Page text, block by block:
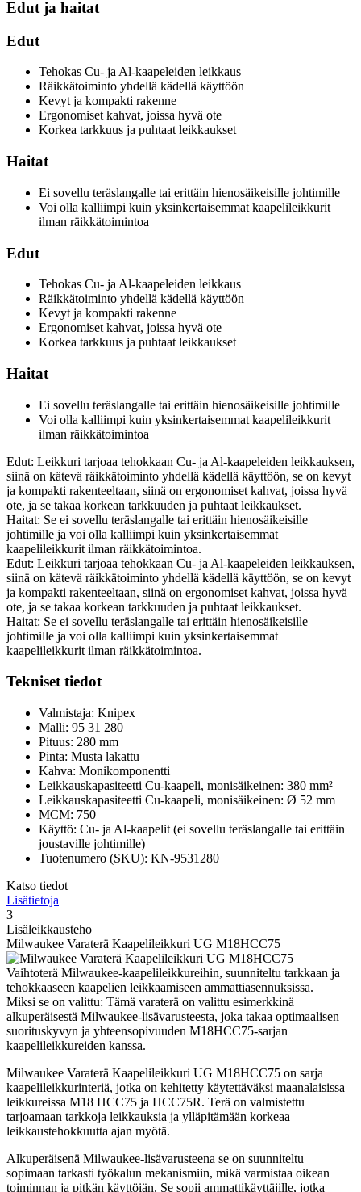
Edut ja haitat
Edut
Tehokas Cu- ja Al-kaapeleiden leikkaus
Räikkätoiminto yhdellä kädellä käyttöön
Kevyt ja kompakti rakenne
Ergonomiset kahvat, joissa hyvä ote
Korkea tarkkuus ja puhtaat leikkaukset
Haitat
Ei sovellu teräslangalle tai erittäin hienosäikeisille johtimille
Voi olla kalliimpi kuin yksinkertaisemmat kaapelileikkurit
ilman räikkätoimintoa
Edut
Tehokas Cu- ja Al-kaapeleiden leikkaus
Räikkätoiminto yhdellä kädellä käyttöön
Kevyt ja kompakti rakenne
Ergonomiset kahvat, joissa hyvä ote
Korkea tarkkuus ja puhtaat leikkaukset
Haitat
Ei sovellu teräslangalle tai erittäin hienosäikeisille johtimille
Voi olla kalliimpi kuin yksinkertaisemmat kaapelileikkurit
ilman räikkätoimintoa
Edut: Leikkuri tarjoaa tehokkaan Cu- ja Al-kaapeleiden leikkauksen,
siinä on kätevä räikkätoiminto yhdellä kädellä käyttöön, se on kevyt
ja kompakti rakenteeltaan, siinä on ergonomiset kahvat, joissa hyvä
ote, ja se takaa korkean tarkkuuden ja puhtaat leikkaukset.
Haitat: Se ei sovellu teräslangalle tai erittäin hienosäikeisille
johtimille ja voi olla kalliimpi kuin yksinkertaisemmat
kaapelileikkurit ilman räikkätoimintoa.
Edut: Leikkuri tarjoaa tehokkaan Cu- ja Al-kaapeleiden leikkauksen,
siinä on kätevä räikkätoiminto yhdellä kädellä käyttöön, se on kevyt
ja kompakti rakenteeltaan, siinä on ergonomiset kahvat, joissa hyvä
ote, ja se takaa korkean tarkkuuden ja puhtaat leikkaukset.
Haitat: Se ei sovellu teräslangalle tai erittäin hienosäikeisille
johtimille ja voi olla kalliimpi kuin yksinkertaisemmat
kaapelileikkurit ilman räikkätoimintoa.
Tekniset tiedot
Valmistaja: Knipex
Malli: 95 31 280
Pituus: 280 mm
Pinta: Musta lakattu
Kahva: Monikomponentti
Leikkauskapasiteetti Cu-kaapeli, monisäikeinen: 380 mm²
Leikkauskapasiteetti Cu-kaapeli, monisäikeinen: Ø 52 mm
MCM: 750
Käyttö: Cu- ja Al-kaapelit (ei sovellu teräslangalle tai erittäin
joustaville johtimille)
Tuotenumero (SKU): KN-9531280
Katso tiedot
Lisätietoja
3
Lisäleikkausteho
Milwaukee Varaterä Kaapelileikkuri UG M18HCC75
Vaihtoterä Milwaukee-kaapelileikkureihin, suunniteltu tarkkaan ja
tehokkaaseen kaapelien leikkaamiseen ammattiasennuksissa.
Miksi se on valittu: Tämä varaterä on valittu esimerkkinä
alkuperäisestä Milwaukee-lisävarusteesta, joka takaa optimaalisen
suorituskyvyn ja yhteensopivuuden M18HCC75-sarjan
kaapelileikkureiden kanssa.
Milwaukee Varaterä Kaapelileikkuri UG M18HCC75 on sarja
kaapelileikkurinteriä, jotka on kehitetty käytettäväksi maanalaisissa
leikkureissa M18 HCC75 ja HCC75R. Terä on valmistettu
tarjoamaan tarkkoja leikkauksia ja ylläpitämään korkeaa
leikkaustehokkuutta ajan myötä.
Alkuperäisenä Milwaukee-lisävarusteena se on suunniteltu
sopimaan tarkasti työkalun mekanismiin, mikä varmistaa oikean
toiminnan ja pitkän käyttöiän. Se sopii ammattikäyttäjille, jotka